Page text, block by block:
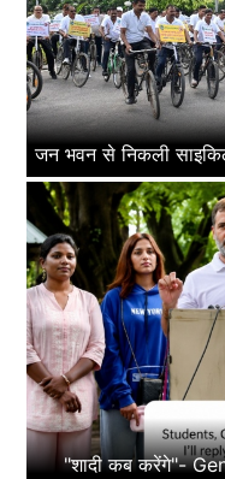
जन भवन से निकली
"शादी कब करेंगे"-